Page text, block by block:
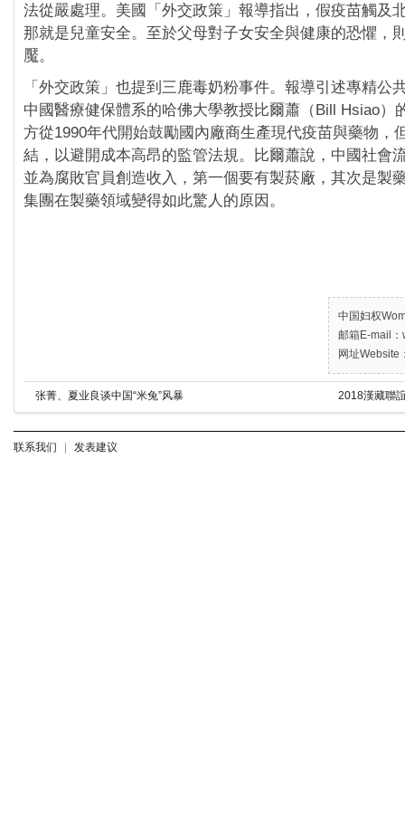
法從嚴處理。美國「外交政策」報導指出，假疫苗觸及
那就是兒童安全。至於父母對子女安全與健康的恐懼，
魘。
「外交政策」也提到三鹿毒奶粉事件。報導引述專精公
中國醫療健保體系的哈佛大學教授比爾蕭（Bill Hsiao）
方從1990年代開始鼓勵國內廠商生產現代疫苗與藥物，
結，以避開成本高昂的監管法規。比爾蕭說，中國社會
並為腐敗官員創造收入，第一個要有製菸廠，其次是製
集團在製藥領域變得如此驚人的原因。
中国妇权
邮箱E-mail
网址Website
张菁、夏业良谈中国“米兔”风暴 2018漢藏聯
联系我们 | 发表建议